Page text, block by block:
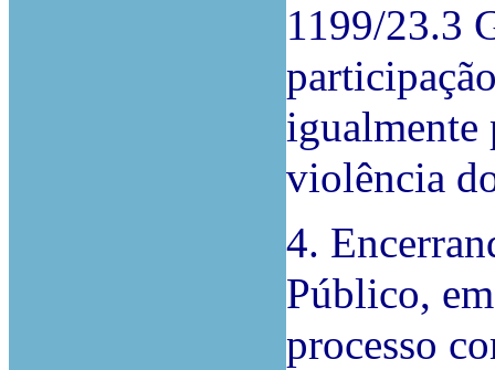
1199/23.3
igualmente
violência
4.
Público,
processo